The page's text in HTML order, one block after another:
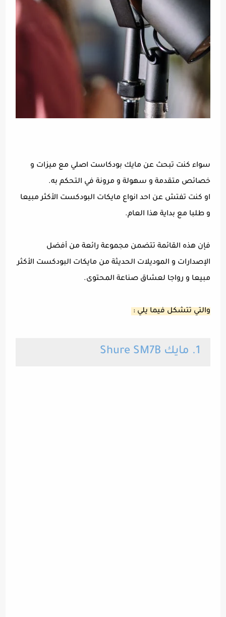
سواء كنت تبحث عن مايك بودكاست اصلي مع ميزات و
خصائص متقدمة و سهولة و مرونة في التحكم به.
او كنت تفتش عن احد انواع مايكات البودكست الأكثر مبيعا
و طلبا مع بداية هذا العام.
فإن هذه القائمة تتضمن مجموعة رائعة من أفضل
الإصدارات و الموديلات الحديثة من مايكات البودكست الأكثر
مبيعا و رواجا لعشاق صناعة المحتوى.
والتي تتشكل فيما يلي :
1. مايك Shure SM7B